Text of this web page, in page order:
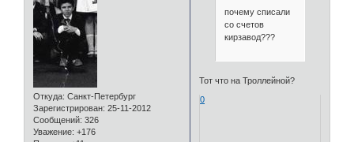
Откуда: Санкт-Петербург
Зарегистрирован: 25-11-2012
Сообщений: 326
Уважение: +176
почему списали
со счетов
кирзавод???
Тот что на Троллейной?
0